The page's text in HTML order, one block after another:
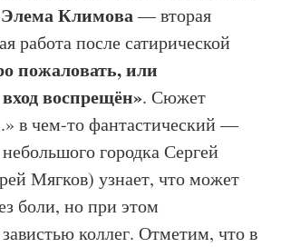
Элема Климова— вторая
работа после сатирической
пожаловать, или
воспрещён». Сюжет
в чем-то фантастический —
городка Сергей
Мягков) узнает, что может
боли, но при этом
завистью коллег. Отметим, что в